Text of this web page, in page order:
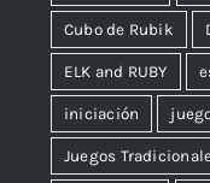
Cubo de Rubik
ELK and RUBY
iniciación
Juegos